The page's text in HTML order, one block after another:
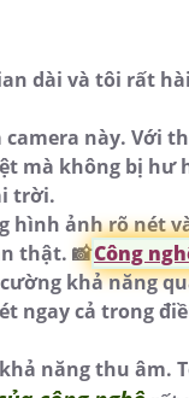
dài và tôi rất
này. Với
mà không bị hư
trời.
hình ảnh rõ nét
thật. 📸Công
khả năng
ngay cả trong
năng thu âm.